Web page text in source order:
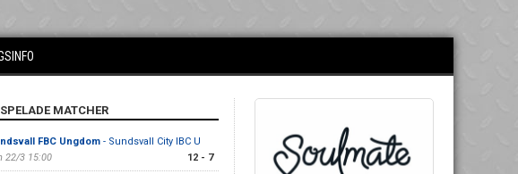
SPELADE MATCHER
FBC Ungdom- Sundsvall City IBC U
22/3 15:00
12 - 7